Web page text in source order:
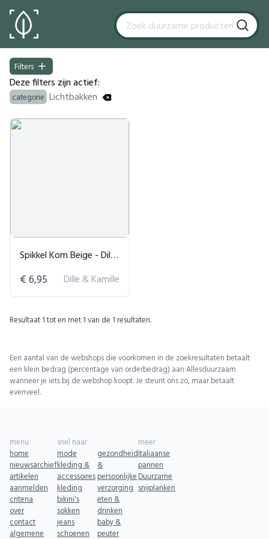
Filters
Filters
Deze filters zijn actief:
categorie Lichtbakken
Products
Spikkel Kom Beige - Dille & Kamille
€ 6,95 Dille & Kamille
Resultaat 1tot en met 1 van de 1 resultaten.
Een aantal van de webshops die voorkomen in de zoekresultaten betaalt
een klein bedrag (percentage van orderbedrag) aan Allesduurzaam
wanneer je iets bij de webshop koopt. Je steunt ons zo, maar betaalt
evenveel.
menu
home
nieuwsarchief
artikelen
aanmelden
criteria
over
contact
algemene
snel naar
mode
kleding &
accessoires
kleding
bikini's
sokken
jeans
schoenen
gezondheid
&
persoonlijke
verzorging
eten &
drinken
baby &
peuter
meer
Italiaanse
pannen
Duurzame
snijplanken